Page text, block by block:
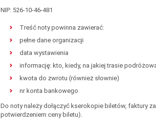
NIP: 526-10-46-481
Treść noty powinna zawierać:
pełne dane organizacji
data wystawienia
informację: kto, kiedy, na jakiej trasie
kwota do zwrotu (również słownie)
nr konta bankowego
Do noty należy dołączyć kserokopie biletów, faktury
potwierdzeniem ceny biletu).